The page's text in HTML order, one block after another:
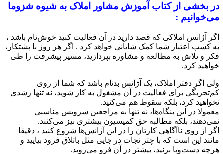
در بخشی از کتاب آموزش مشاور املاک به شیوه شزوما
می‌خوانیم :
اگر آژانس املاکی که قصد دارید در آن فعالیت کنید خوش‌نام باشد ،
به کسب اعتبار شما کمک شایانی خواهد کرد . اگر هر روز با پشتکار،
فکر و تلاش به مطالعه و مشاوره بپردازید، مسیر پیشرفت را طی
خواهید کرد.
ولی اگر دفتر املاک، یک آژانس بدنام باشد که شما از روی
کم‌تجربگی برای فعالیت در آن مشغول به کار شوید، نه‌ تنها رشدی
نخواهید کرد، بلکه سقوط هم می‌کنید.
معمولا در این بنگاه‌ها، نه‌ تنها به مراجعین سرویس‌ مناسبی
نمی‌دهند، بلکه مطالبه حق کمیسیون بیشتری نیز می‌کنند.
اگر از روی ناآگاهی کارتان را در این آژانس‌ها شروع کنید ، دقیقا
مانند این است که با چتر نجات در جایی مثل باتلاق فرود بیایید و
هرچه دست‌وپا بزنید، بیشتر در آن فرو می‌روید.